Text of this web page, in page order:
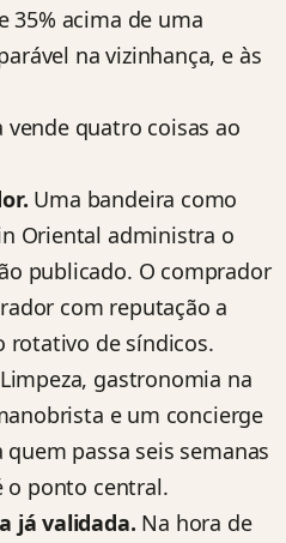
35% acima de uma
na vizinhança, e às
quatro coisas ao
Uma bandeira como
Oriental administra o
publicado. O comprador
com reputação a
rotativo de síndicos.
Limpeza, gastronomia na
e um concierge
passa seis semanas
o ponto central.
já validada. Na hora de